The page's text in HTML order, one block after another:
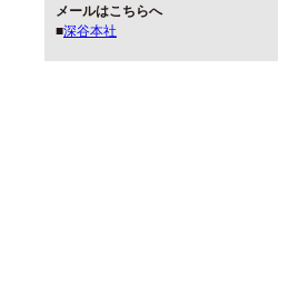
メールはこちらへ
■深谷本社